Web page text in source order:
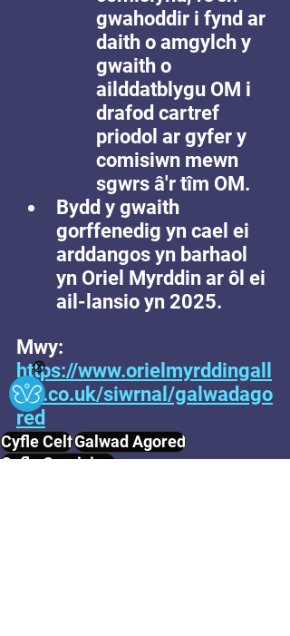
gwahoddir i fynd ar
daith o amgylch y
gwaith o
ailddatblygu OM i
drafod cartref
priodol ar gyfer y
comisiwn mewn
sgwrs â'r tîm OM.
Bydd y gwaith
gorffenedig yn cael ei
arddangos yn barhaol
yn Oriel Myrddin ar ôl ei
ail-lansio yn 2025.
Mwy:
https://www.orielmyrddingall
ery.co.uk/siwrnal/galwadago
red
Cyfle CelfGalwad Agored
Cyfle Comisiwn
Ⓧ